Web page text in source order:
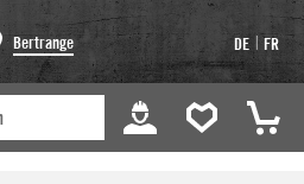
Bertrange DE | FR